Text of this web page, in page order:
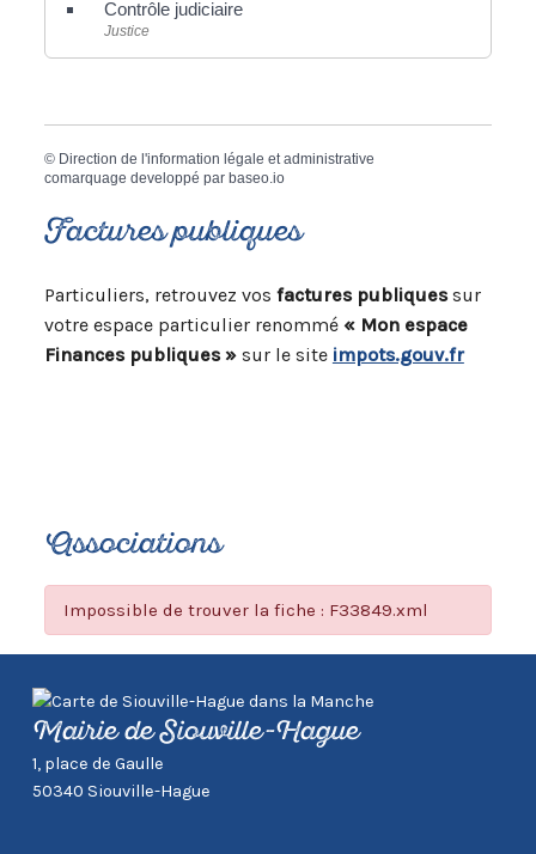
Contrôle judiciaire
Justice
© Direction de l'information légale et administrative
comarquage developpé par baseo.io
Factures publiques
Particuliers, retrouvez vos factures publiquessur
votre espace particulier renommé « Mon espace
Finances publiques »sur le site impots.gouv.fr
Associations
Impossible de trouver la fiche : F33849.xml
Mairie de Siouville-Hague
1, place de Gaulle
50340 Siouville-Hague